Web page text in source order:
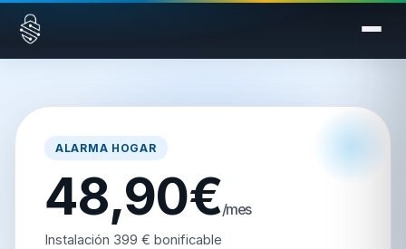
Saltar al contenido
ALARMA HOGAR
48,90€/mes
Instalación 399 € bonificable